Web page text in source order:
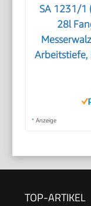
SA 1231/1
28l
Arbeitstiefe,
* Anzeige
TOP-ARTIKEL